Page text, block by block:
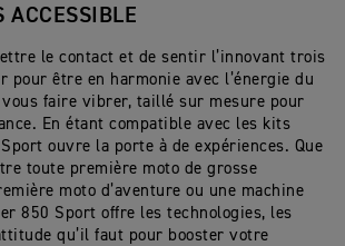
ACCESSIBLE
le contact et de sentir l’innovant trois
pour être en harmonie avec l’énergie du
vous faire vibrer, taillé sur mesure pour
En étant compatible avec les kits
ouvre la porte à de expériences. Que
toute première moto de grosse
moto d’aventure ou une machine
850 Sport offre les technologies, les
qu’il faut pour booster votre